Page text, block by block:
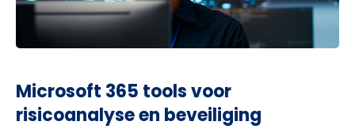
Microsoft 365 tools voor
risicoanalyse en beveiliging